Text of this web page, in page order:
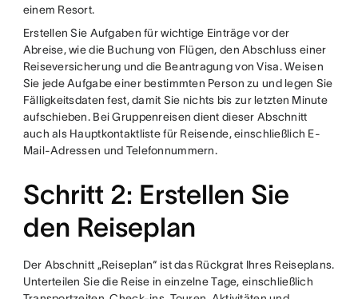
einem Resort.
Erstellen Sie Aufgaben für wichtige Einträge vor der
Abreise, wie die Buchung von Flügen, den Abschluss einer
Reiseversicherung und die Beantragung von Visa. Weisen
Sie jede Aufgabe einer bestimmten Person zu und legen Sie
Fälligkeitsdaten fest, damit Sie nichts bis zur letzten Minute
aufschieben. Bei Gruppenreisen dient dieser Abschnitt
auch als Hauptkontaktliste für Reisende, einschließlich E-
Mail-Adressen und Telefonnummern.
Schritt 2: Erstellen Sie
den Reiseplan
Der Abschnitt „Reiseplan“ ist das Rückgrat Ihres Reiseplans.
Unterteilen Sie die Reise in einzelne Tage, einschließlich